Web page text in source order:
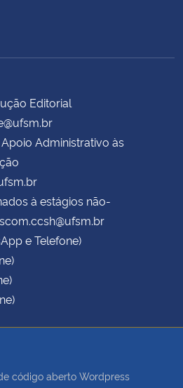
Editorial
Administrativo às
à estágios não-
e Telefone)
código aberto Wordpress